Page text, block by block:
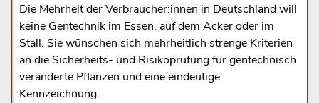
Die Mehrheit der Verbraucher:innen in Deutschland will
keine Gentechnik im Essen, auf dem Acker oder im
Stall. Sie wünschen sich mehrheitlich strenge Kriterien
an die Sicherheits- und Risikoprüfung für gentechnisch
veränderte Pflanzen und eine eindeutige
Kennzeichnung.